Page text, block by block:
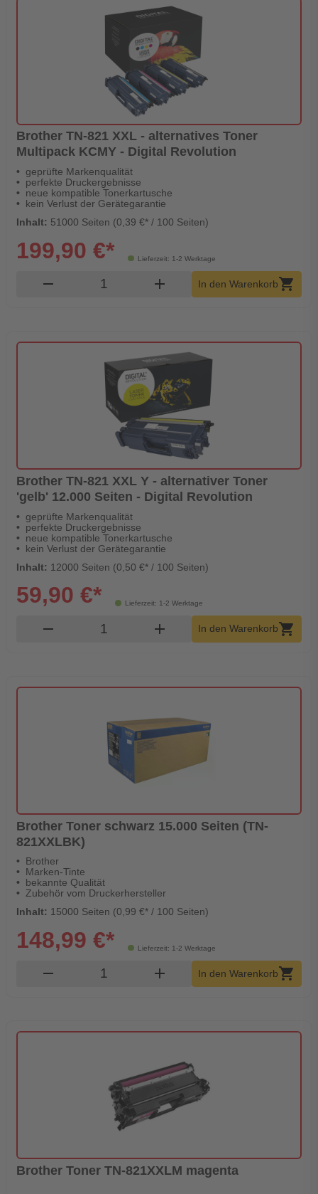
Brother TN-821 XXL - alternatives Toner
Multipack KCMY - Digital Revolution
geprüfte Markenqualität
perfekte Druckergebnisse
neue kompatible Tonerkartusche
kein Verlust der Gerätegarantie
Inhalt: 51000 Seiten (0,39 €* / 100 Seiten)
Lieferzeit: 1-2 Werktage
199,90 €*
remove Produkt Warenkorb Menge
add In den Warenkorbshopping_cart
Brother TN-821 XXL Y - alternativer Toner
'gelb' 12.000 Seiten - Digital Revolution
geprüfte Markenqualität
perfekte Druckergebnisse
neue kompatible Tonerkartusche
kein Verlust der Gerätegarantie
Inhalt: 12000 Seiten (0,50 €* / 100 Seiten)
Lieferzeit: 1-2 Werktage
59,90 €*
remove Produkt Warenkorb Menge
add In den Warenkorbshopping_cart
Brother Toner schwarz 15.000 Seiten (TN-
821XXLBK)
Brother
Marken-Tinte
bekannte Qualität
Zubehör vom Druckerhersteller
Inhalt: 15000 Seiten (0,99 €* / 100 Seiten)
Lieferzeit: 1-2 Werktage
148,99 €*
remove Produkt Warenkorb Menge
add In den Warenkorb shopping_cart
Brother Toner TN-821XXLM magenta